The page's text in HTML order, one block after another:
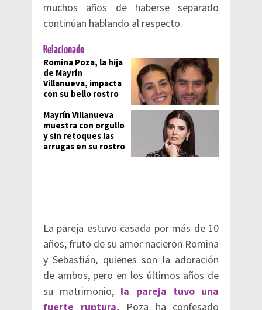
muchos años de haberse separado
continúan hablando al respecto.
Relacionado
Romina Poza, la hija
de Mayrín
Villanueva, impacta
con su bello rostro
Mayrín Villanueva
muestra con orgullo
y sin retoques las
arrugas en su rostro
La pareja estuvo casada por más de 10
años, fruto de su amor nacieron Romina
y Sebastián, quienes son la adoración
de ambos, pero en los últimos años de
su matrimonio, la pareja tuvo una